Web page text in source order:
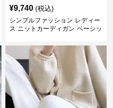
¥9,740 (税込)
シンプルファッション レディー
ス ニットカーディガン ベーシッ